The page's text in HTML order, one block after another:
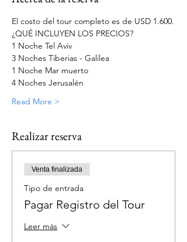
El costo del tour completo es de USD 1.600.
¿QUÉ INCLUYEN LOS PRECIOS?
1 Noche Tel Aviv
3 Noches Tiberias - Galilea
1 Noche Mar muerto
4 Noches Jerusalén
Read More >
Realizar reserva
Venta finalizada
Tipo de entrada
Pagar Registro del Tour
Leer más